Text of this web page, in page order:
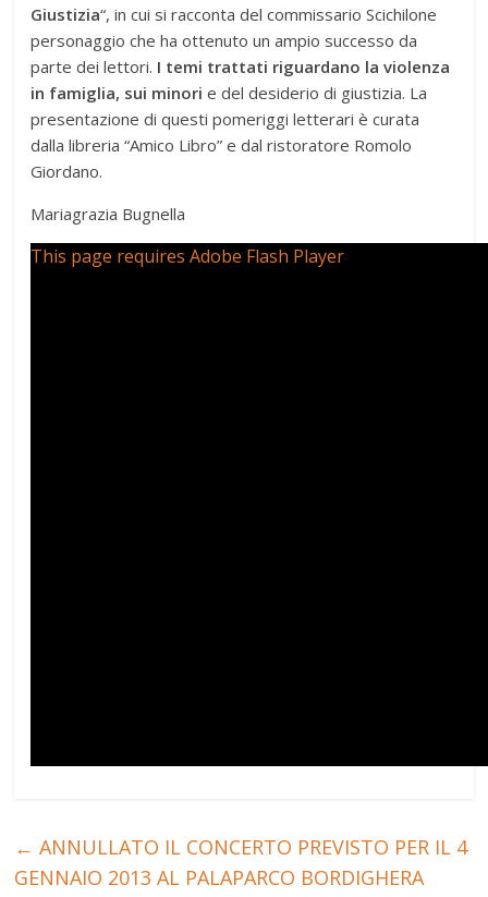
Giustizia“, in cui si racconta del commissario Scichilone
personaggio che ha ottenuto un ampio successo da
parte dei lettori. I temi trattati riguardano la violenza
in famiglia, sui minorie del desiderio di giustizia. La
presentazione di questi pomeriggi letterari è curata
dalla libreria “Amico Libro” e dal ristoratore Romolo
Giordano.
Mariagrazia Bugnella
This page requires Adobe Flash Player
← ANNULLATO IL CONCERTO PREVISTO PER IL 4
GENNAIO 2013 AL PALAPARCO BORDIGHERA